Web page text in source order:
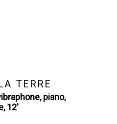
terre
piano,
12'